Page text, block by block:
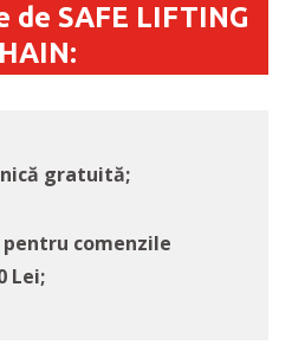
SAFE LIFTING
gratuită;
comenzile
Lei;